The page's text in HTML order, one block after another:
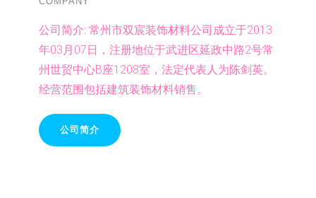
公司简介: 常州市双宸装饰材料公司成立于2013
年03月07日，注册地位于武进区延政中路2号常
州世贸中心B座1208室，法定代表人为陈剑英。
经营范围包括建筑装饰材料销售。
公司简介